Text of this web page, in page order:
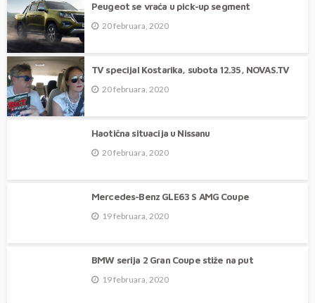
Peugeot se vraća u pick-up segment
20 februara, 2020
TV specijal Kostarika, subota 12.35, NOVAS.TV
20 februara, 2020
Haotična situacija u Nissanu
20 februara, 2020
Mercedes-Benz GLE63 S AMG Coupe
19 februara, 2020
BMW serija 2 Gran Coupe stiže na put
19 februara, 2020